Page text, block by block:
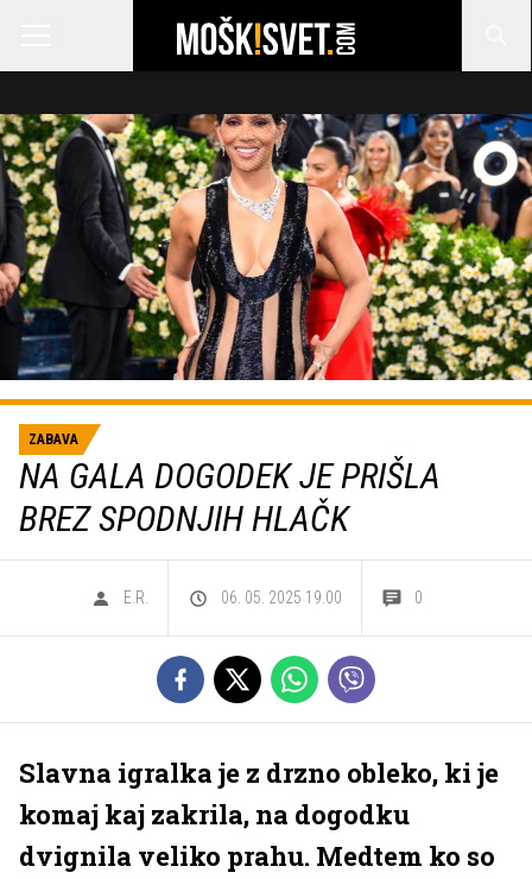
ZABAVA
NA GALA DOGODEK JE PRIŠLA
BREZ SPODNJIH HLAČK
E.R. 06. 05. 2025 19.00 0
Slavna igralka je z drzno obleko, ki je
komaj kaj zakrila, na dogodku
dvignila veliko prahu. Medtem ko so